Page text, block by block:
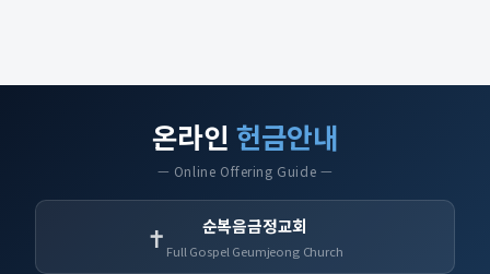
온라인 헌금안내
— Online Offering Guide —
✝ 순복음금정교회
Full Gospel Geumjeong Church